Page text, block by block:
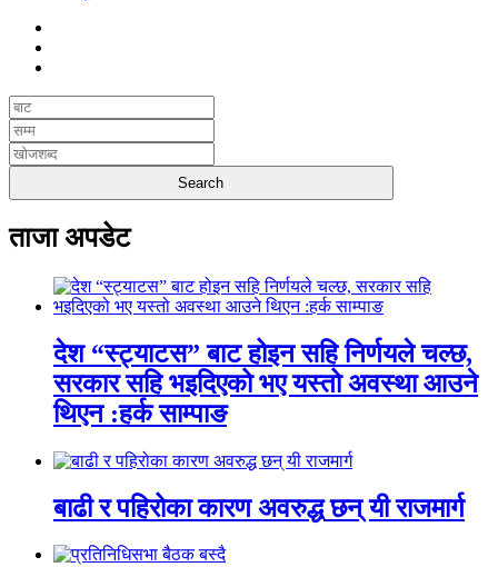
ताजा अपडेट
देश “स्ट्याटस” बाट होइन सहि निर्णयले चल्छ,
सरकार सहि भइदिएको भए यस्तो अवस्था आउने
थिएन :हर्क साम्पाङ
बाढी र पहिरोका कारण अवरुद्ध छन् यी राजमार्ग